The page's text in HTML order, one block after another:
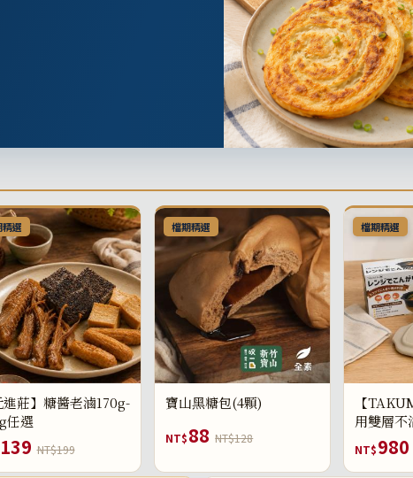
選
莊】糖醬老滷170g-
任選
139 NT$199
檔期精選
寶山黑糖包(4顆)
NT$88 NT$128
檔期精選
【
用雙層不
NT$980